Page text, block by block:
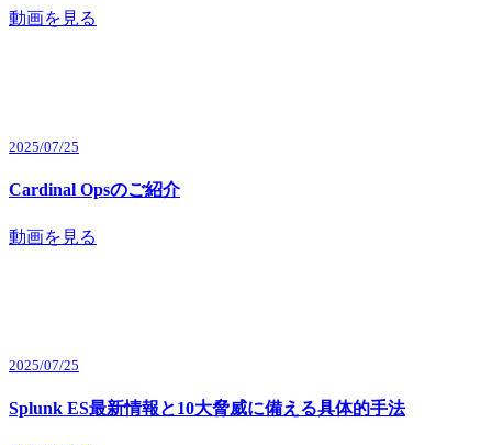
動画を見る
2025/07/25
Cardinal Opsのご紹介
動画を見る
2025/07/25
Splunk ES最新情報と10大脅威に備える具体的手法